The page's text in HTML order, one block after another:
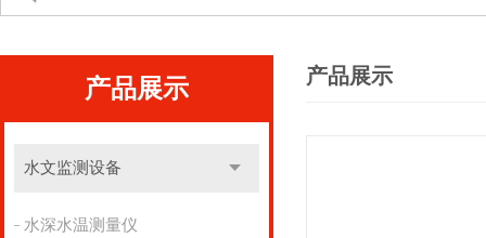
产品展示
水文监测设备
水深水温测量仪
产品展示